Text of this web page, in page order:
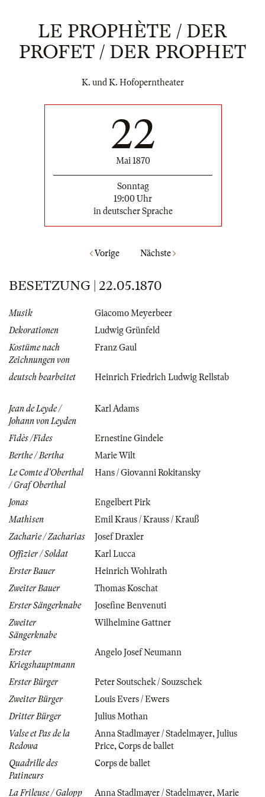
LE PROPHÈTE / DER
PROFET / DER PROPHET
K. und K. Hofoperntheater
22
Mai 1870
Sonntag
19:00 Uhr
in deutscher Sprache
Vorige Nächste
BESETZUNG | 22.05.1870
Musik
Giacomo Meyerbeer
Dekorationen
Ludwig Grünfeld
Kostüme nach
Zeichnungen von
Franz Gaul
deutsch bearbeitet Heinrich Friedrich Ludwig Rellstab
Jean de Leyde /
Johann von Leyden
Karl Adams
Fidès /Fides
Ernestine Gindele
Berthe / Bertha
Marie Wilt
Le Comte d'Oberthal
/ Graf Oberthal
Hans / Giovanni Rokitansky
Jonas
Engelbert Pirk
Mathisen
Emil Kraus / Krauss / Krauß
Zacharie / Zacharias
Josef Draxler
Offizier / Soldat
Karl Lucca
Erster Bauer
Heinrich Wohlrath
Zweiter Bauer
Thomas Koschat
Erster Sängerknabe
Josefine Benvenuti
Zweiter
Sängerknabe
Wilhelmine Gattner
Erster
Kriegshauptmann
Angelo Josef Neumann
Erster Bürger
Peter Soutschek / Souzschek
Zweiter Bürger
Louis Evers / Ewers
Dritter Bürger
Julius Mothan
Valse et Pas de la
Redowa
Anna Stadlmayer / Stadelmayer,Julius
Price,Corps de ballet
Quadrille des
Patineurs
Corps de ballet
La Frileuse / Galopp Anna Stadlmayer / Stadelmayer,Marie